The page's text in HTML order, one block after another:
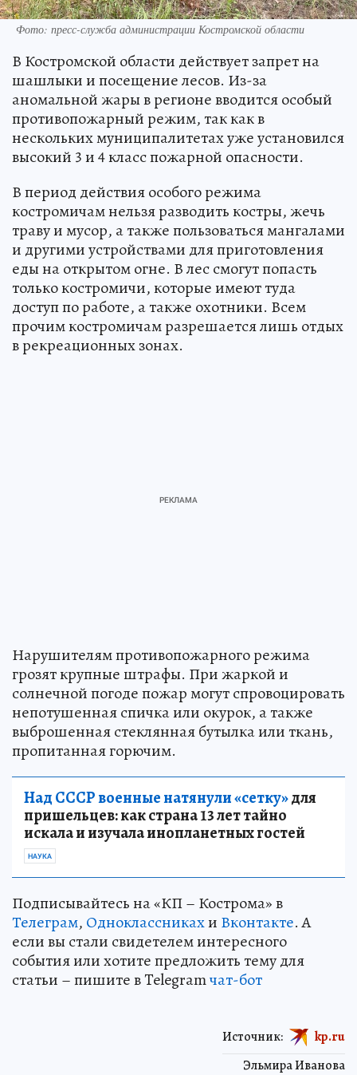
Фото: пресс-служба администрации Костромской области
В Костромской области действует запрет на
шашлыки и посещение лесов. Из-за
аномальной жары в регионе вводится особый
противопожарный режим, так как в
нескольких муниципалитетах уже установился
высокий 3 и 4 класс пожарной опасности.
В период действия особого режима
костромичам нельзя разводить костры, жечь
траву и мусор, а также пользоваться мангалами
и другими устройствами для приготовления
еды на открытом огне. В лес смогут попасть
только костромичи, которые имеют туда
доступ по работе, а также охотники. Всем
прочим костромичам разрешается лишь отдых
в рекреационных зонах.
Нарушителям противопожарного режима
грозят крупные штрафы. При жаркой и
солнечной погоде пожар могут спровоцировать
непотушенная спичка или окурок, а также
выброшенная стеклянная бутылка или ткань,
пропитанная горючим.
Над СССР военные натянули «сетку»для
пришельцев: как страна 13 лет тайно
искала и изучала инопланетных гостей
НАУКА
Подписывайтесь на «КП – Кострома» в
Телеграм, Одноклассникахи Вконтакте. А
если вы стали свидетелем интересного
события или хотите предложить тему для
статьи – пишите в Telegramчат-бот
Эльмира Иванова
Источник: kp.ru